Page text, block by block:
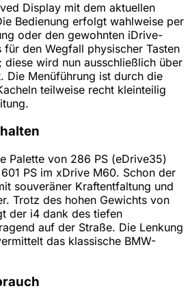
Display mit dem aktuellen
Bedienung erfolgt wahlweise per
oder den gewohnten iDrive-
den Wegfall physischer Tasten
wird nun ausschließlich über
Die Menüführung ist durch die
teilweise recht kleinteilig
Palette von 286 PS (eDrive35)
PS im xDrive M60. Schon der
souveräner Kraftentfaltung und
Trotz des hohen Gewichts von
der i4 dank des tiefen
auf der Straße. Die Lenkung
das klassische BMW-